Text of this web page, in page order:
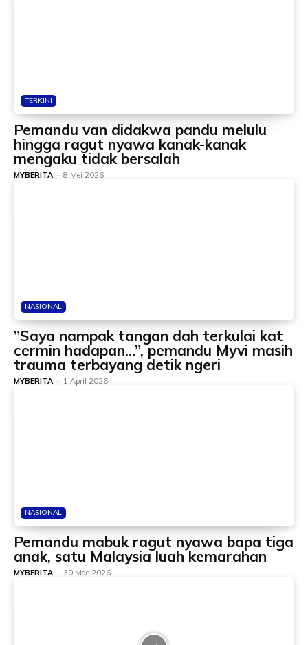
TERKINI
Pemandu van didakwa pandu melulu
hingga ragut nyawa kanak-kanak
mengaku tidak bersalah
MYBERITA - 8 Mei 2026
NASIONAL
”Saya nampak tangan dah terkulai kat
cermin hadapan…”, pemandu Myvi masih
trauma terbayang detik ngeri
MYBERITA - 1 April 2026
NASIONAL
Pemandu mabuk ragut nyawa bapa tiga
anak, satu Malaysia luah kemarahan
MYBERITA - 30 Mac 2026